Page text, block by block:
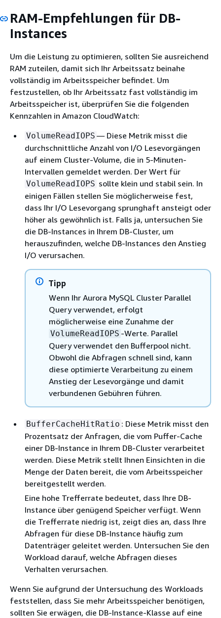
RAM-Empfehlungen für DB-
Instances
Um die Leistung zu optimieren, sollten Sie ausreichend
RAM zuteilen, damit sich Ihr Arbeitssatz beinahe
vollständig im Arbeitsspeicher befindet. Um
festzustellen, ob Ihr Arbeitssatz fast vollständig im
Arbeitsspeicher ist, überprüfen Sie die folgenden
Kennzahlen in Amazon CloudWatch:
VolumeReadIOPS — Diese Metrik misst die
durchschnittliche Anzahl von I/O Lesevorgängen
auf einem Cluster-Volume, die in 5-Minuten-
Intervallen gemeldet werden. Der Wert für
VolumeReadIOPS sollte klein und stabil sein. In
einigen Fällen stellen Sie möglicherweise fest,
dass Ihr I/O Lesevorgang sprunghaft ansteigt oder
höher als gewöhnlich ist. Falls ja, untersuchen Sie
die DB-Instances in Ihrem DB-Cluster, um
herauszufinden, welche DB-Instances den Anstieg
I/O verursachen.
Tipp
Wenn Ihr Aurora MySQL Cluster Parallel
Query verwendet, erfolgt
möglicherweise eine Zunahme der
VolumeReadIOPS -Werte. Parallel
Query verwendet den Bufferpool nicht.
Obwohl die Abfragen schnell sind, kann
diese optimierte Verarbeitung zu einem
Anstieg der Lesevorgänge und damit
verbundenen Gebühren führen.
BufferCacheHitRatio : Diese Metrik misst den
Prozentsatz der Anfragen, die vom Puffer-Cache
einer DB-Instance in Ihrem DB-Cluster verarbeitet
werden. Diese Metrik stellt Ihnen Einsichten in die
Menge der Daten bereit, die vom Arbeitsspeicher
bereitgestellt werden.
Eine hohe Trefferrate bedeutet, dass Ihre DB-
Instance über genügend Speicher verfügt. Wenn
die Trefferrate niedrig ist, zeigt dies an, dass Ihre
Abfragen für diese DB-Instance häufig zum
Datenträger geleitet werden. Untersuchen Sie den
Workload darauf, welche Abfragen dieses
Verhalten verursachen.
Wenn Sie aufgrund der Untersuchung des Workloads
feststellen, dass Sie mehr Arbeitsspeicher benötigen,
sollten Sie erwägen, die DB-Instance-Klasse auf eine